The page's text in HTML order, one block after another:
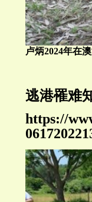
卢炳2024年在
逃港罹难
https://